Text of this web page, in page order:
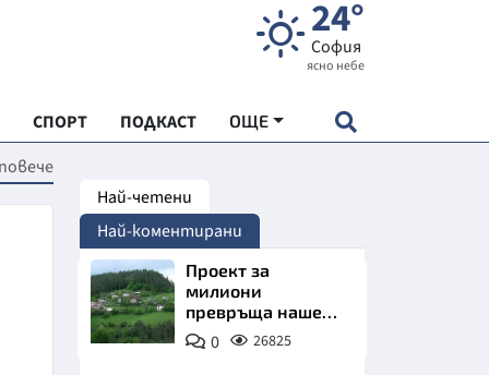
24°
София
ясно небе
СПОРТ ПОДКАСТ ОЩЕ
"ЧУДЕСАТА НА БЪЛГАРИЯ"
Най-четени
Най-коментирани
Проект за
милиони
превръща наше
село в магнит за
туристи
0 26825